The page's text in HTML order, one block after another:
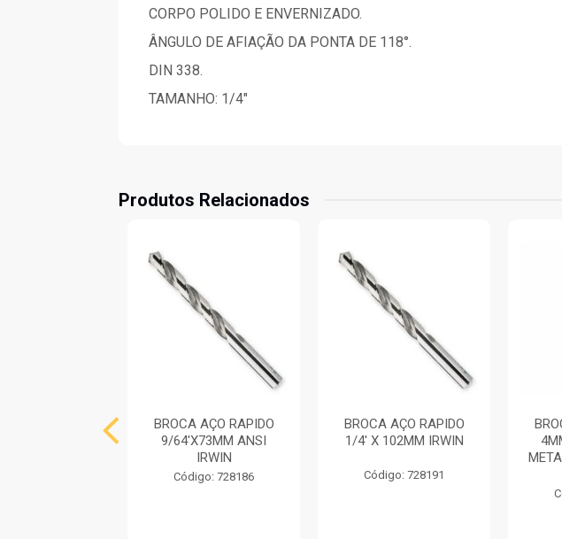
CORPO POLIDO E ENVERNIZADO.
ÂNGULO DE AFIAÇÃO DA PONTA DE 118°.
DIN 338.
TAMANHO: 1/4"
Produtos Relacionados
BROCA AÇO RAPIDO
9/64'X73MM ANSI
IRWIN
Código: 728186
BROCA AÇO RAPIDO
1/4' X 102MM IRWIN
Código: 728191